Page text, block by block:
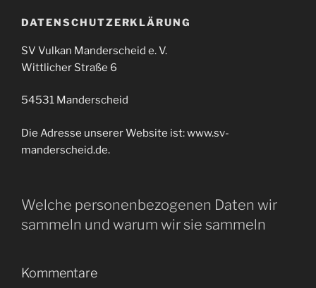
DATENSCHUTZERKLÄRUNG
SV Vulkan Manderscheid e. V.
Wittlicher Straße 6
54531 Manderscheid
Die Adresse unserer Website ist: www.sv-
manderscheid.de.
Welche personenbezogenen Daten wir
sammeln und warum wir sie sammeln
Kommentare